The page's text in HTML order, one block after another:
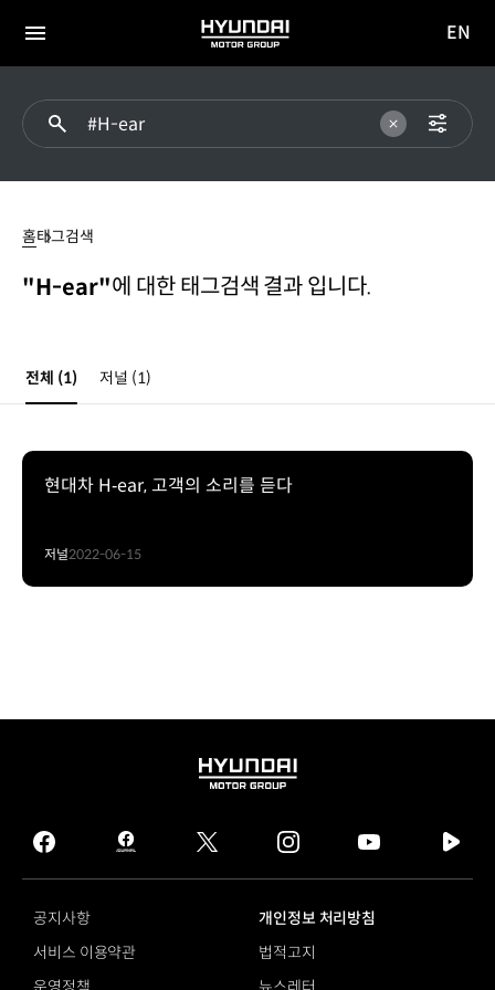
전체
HYUNDAI
MOTOR
이동
EN
홈태그검색
"H-ear"에 대한 태그검색 결과 입니다.
전체 (1) 저널 (1)
현대차 H‐ear, 고객의 소리를 듣다
저널2022-06-15
HYUNDAI
GROUP
facebook
hmg
journal
twitter instagram
tv
공지사항
개인정보 처리방침
서비스 이용약관
법적고지